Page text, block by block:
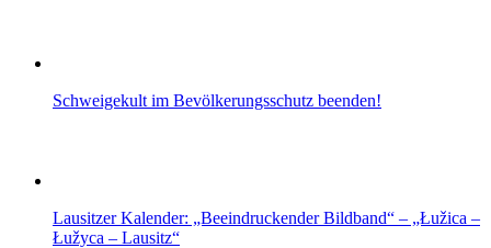
Schweigekult im Bevölkerungsschutz beenden!
Lausitzer Kalender: „Beeindruckender Bildband“ – „Łužica –
Łužyca – Lausitz“